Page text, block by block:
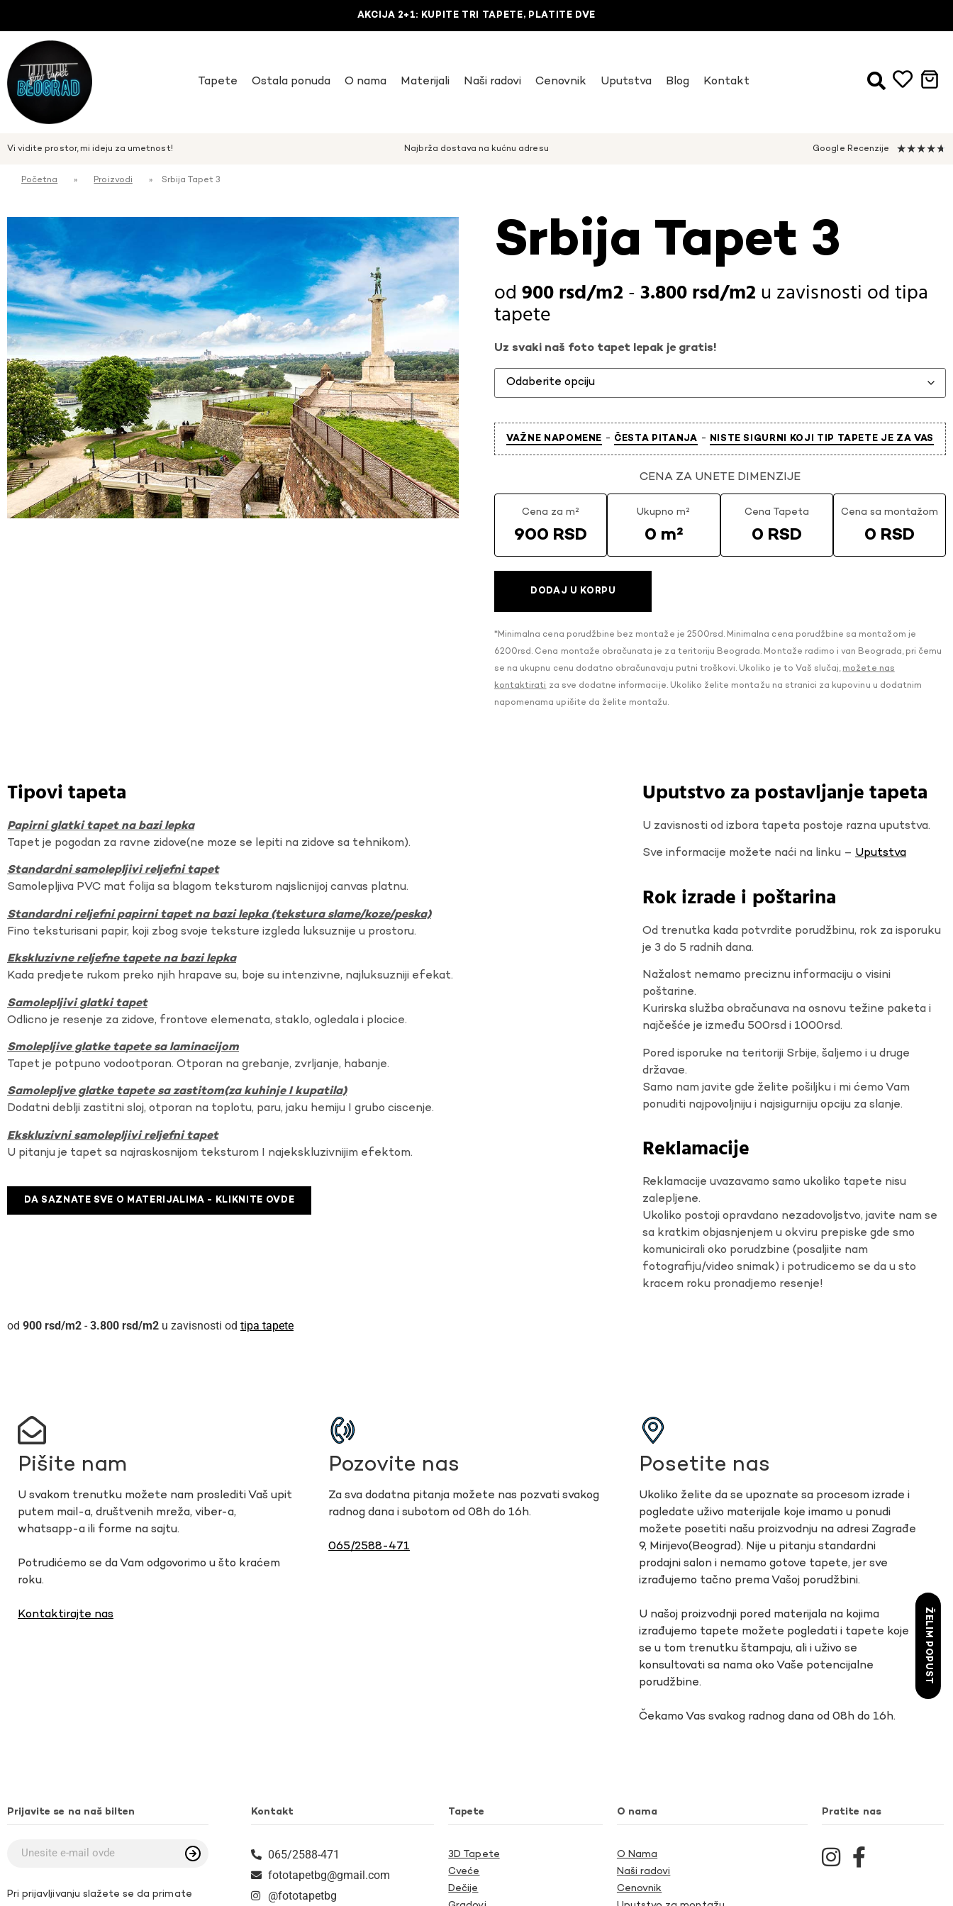
AKCIJA 2+1: KUPITE TRI TAPETE, PLATITE DVE
Tapete Ostala ponuda O nama Materijali Naši radovi Cenovnik Uputstva Blog Kontakt
Vi vidite prostor, mi ideju za umetnost! Najbrža dostava na kućnu adresu Google Recenzije ★★★★★
Početna » Proizvodi » Srbija Tapet 3
Srbija Tapet 3
900rsd -3.800rsd u zavisnosti od tipa
tapete
Uz svaki naš foto tapet lepak je gratis!
VAŽNE NAPOMENE - ČESTA PITANJA - NISTE SIGURNI KOJI TIP TAPETE JE ZA VAS
CENA ZA UNETE DIMENZIJE
Cena za m²
900 RSD
Ukupno m²
0 m²
Cena Tapeta
0 RSD
Cena sa montažom
0 RSD
DODAJ U KORPU
*Minimalna cena porudžbine bez montaže je 2500rsd. Minimalna cena porudžbine sa montažom je
6200rsd. Cena montaže obračunata je za teritoriju Beograda. Montaže radimo i van Beograda, pri čemu
se na ukupnu cenu dodatno obračunavaju putni troškovi. Ukoliko je to Vaš slučaj, možete nas
kontaktirati za sve dodatne informacije. Ukoliko želite montažu na stranici za kupovinu u dodatnim
napomenama upišite da želite montažu.
Tipovi tapeta
Papirni glatki tapet na bazi lepka
Tapet je pogodan za ravne zidove(ne moze se lepiti na zidove sa tehnikom).
Standardni samolepljivi reljefni tapet
Samolepljiva PVC mat folija sa blagom teksturom najslicnijoj canvas platnu.
Standardni reljefni papirni tapet na bazi lepka (tekstura slame/koze/peska)
Fino teksturisani papir, koji zbog svoje teksture izgleda luksuznije u prostoru.
Ekskluzivne reljefne tapete na bazi lepka
Kada predjete rukom preko njih hrapave su, boje su intenzivne, najluksuzniji efekat.
Samolepljivi glatki tapet
Odlicno je resenje za zidove, frontove elemenata, staklo, ogledala i plocice.
Smolepljive glatke tapete sa laminacijom
Tapet je potpuno vodootporan. Otporan na grebanje, zvrljanje, habanje.
Samolepljve glatke tapete sa zastitom(za kuhinje I kupatila)
Dodatni deblji zastitni sloj, otporan na toplotu, paru, jaku hemiju I grubo ciscenje.
Ekskluzivni samolepljivi reljefni tapet
U pitanju je tapet sa najraskosnijom teksturom I najekskluzivnijim efektom.
DA SAZNATE SVE O MATERIJALIMA - KLIKNITE OVDE
Uputstvo za postavljanje tapeta
U zavisnosti od izbora tapeta postoje razna uputstva.
Sve informacije možete naći na linku – Uputstva
Rok izrade i poštarina
Od trenutka kada potvrdite porudžbinu, rok za isporuku
je 3 do 5 radnih dana.
Nažalost nemamo preciznu informaciju o visini
poštarine.
Kurirska služba obračunava na osnovu težine paketa i
najčešće je između 500rsd i 1000rsd.
Pored isporuke na teritoriji Srbije, šaljemo i u druge
državae.
Samo nam javite gde želite pošiljku i mi ćemo Vam
ponuditi najpovoljniju i najsigurniju opciju za slanje.
Reklamacije
Reklamacije uvazavamo samo ukoliko tapete nisu
zalepljene.
Ukoliko postoji opravdano nezadovoljstvo, javite nam se
sa kratkim objasnjenjem u okviru prepiske gde smo
komunicirali oko porudzbine (posaljite nam
fotografiju/video snimak) i potrudicemo se da u sto
kracem roku pronadjemo resenje!
900 rsd - 3.800 rsd u zavisnosti od tipa tapete
Pišite nam
U svakom trenutku možete nam proslediti Vaš upit
putem mail-a, društvenih mreža, viber-a,
whatsapp-a ili forme na sajtu.
Potrudićemo se da Vam odgovorimo u što kraćem
roku.
Kontaktirajte nas
Pozovite nas
Za sva dodatna pitanja možete nas pozvati svakog
radnog dana i subotom od 08h do 16h.
065/2588-471
Posetite nas
Ukoliko želite da se upoznate sa procesom izrade i
pogledate uživo materijale koje imamo u ponudi
možete posetiti našu proizvodnju na adresi Zagrađe
9, Mirijevo(Beograd). Nije u pitanju standardni
prodajni salon i nemamo gotove tapete, jer sve
izrađujemo tačno prema Vašoj porudžbini.
U našoj proizvodnji pored materijala na kojima
izrađujemo tapete možete pogledati i tapete koje
se u tom trenutku štampaju, ali i uživo se
konsultovati sa nama oko Vaše potencijalne
porudžbine.
Čekamo Vas svakog radnog dana od 08h do 16h.
Prijavite se na naš bilten
Pri prijavljivanju slažete se da primate
Kontakt
065/2588-471
fototapetbg@gmail.com
@fototapetbg
Tapete
3D Tapete
Cveće
Dečije
O nama
O Nama
Naši radovi
Cenovnik
Pratite nas
ŽELIM POPUST